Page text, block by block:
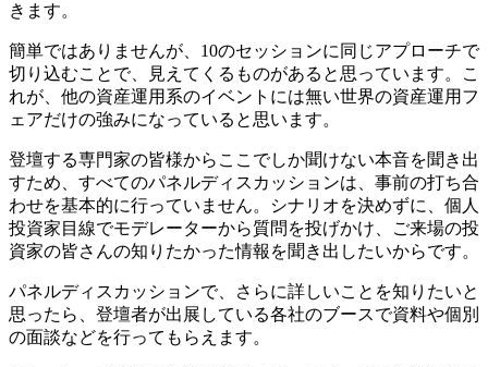
きます。
簡単ではありませんが、10のセッションに同じアプローチで
切り込むことで、見えてくるものがあると思っています。こ
れが、他の資産運用系のイベントには無い世界の資産運用フ
ェアだけの強みになっていると思います。
登壇する専門家の皆様からここでしか聞けない本音を聞き出
すため、すべてのパネルディスカッションは、事前の打ち合
わせを基本的に行っていません。シナリオを決めずに、個人
投資家目線でモデレーターから質問を投げかけ、ご来場の投
資家の皆さんの知りたかった情報を聞き出したいからです。
パネルディスカッションで、さらに詳しいことを知りたいと
思ったら、登壇者が出展している各社のブースで資料や個別
の面談などを行ってもらえます。